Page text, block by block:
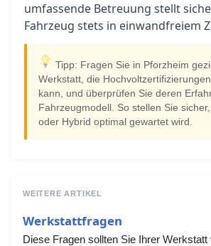
umfassende Betreuung stellt
Fahrzeug stets in einwandfreiem
Tipp: Fragen Sie in Pforzheim
Werkstatt, die
kann, und überprüfen Sie deren
Fahrzeugmodell. So stellen Sie
oder Hybrid optimal gewartet wird.
WEITERE ARTIKEL
Werkstattfragen
Diese Fragen sollten Sie Ihrer Werkstatt